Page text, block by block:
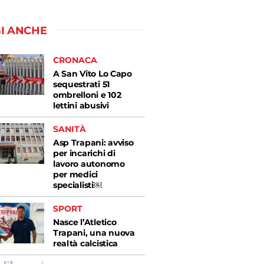
ANCHE
CRONACA
A San Vito Lo Capo
sequestrati 51
ombrelloni e 102
lettini abusivi
SANITÀ
Asp Trapani: avviso
per incarichi di
lavoro autonomo
per medici
specialisti￼
SPORT
Nasce l’Atletico
Trapani, una nuova
realtà calcistica